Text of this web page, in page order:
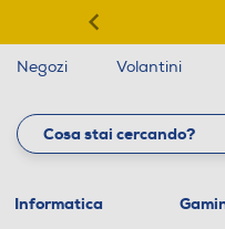
Negozi Volantini
Informatica